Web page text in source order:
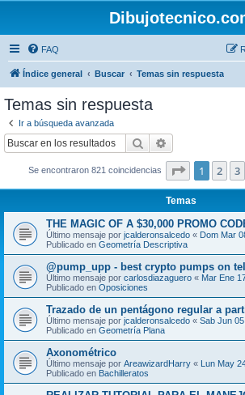
FAQ
Índice general Buscar Temas sin respuesta
Temas sin respuesta
Ir a búsqueda avanzada
Buscar
Se encontraron 821 coincidencias Página de
1 2 3
Temas
THE MAGIC OF A $30,000 PROMO
Último mensaje por jcalderonsalcedo « Dom Mar
Publicado en Geometría Descriptiva
@pump_upp - best crypto pumps on
Último mensaje por carlosdiazaguero « Mar Ene
Publicado en Oposiciones
Trazado de un pentágono regular a
Último mensaje por jcalderonsalcedo « Sab Jun
Publicado en Geometría Plana
Axonométrico
Último mensaje por AreawizardHarry « Lun May
Publicado en Bachilleratos